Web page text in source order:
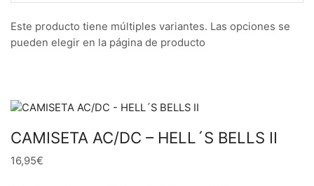
Este producto tiene múltiples variantes. Las opciones se
pueden elegir en la página de producto
CAMISETA AC/DC – HELL´S BELLS II
16,95€